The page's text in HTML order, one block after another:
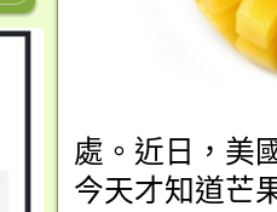
處。近日，美
今天才知道芒